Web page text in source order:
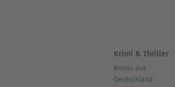
Krimi & Thriller
Krimis aus
Deutschland